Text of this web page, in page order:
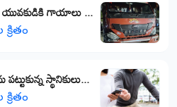
యువకుడికి గాయాలు ​...
క్రితం
స్థానికులు...
క్రితం